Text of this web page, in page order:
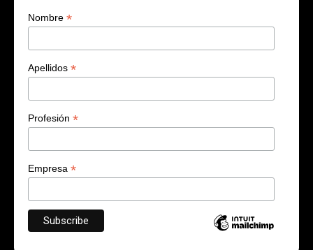
Nombre *
Apellidos *
Profesión *
Empresa *